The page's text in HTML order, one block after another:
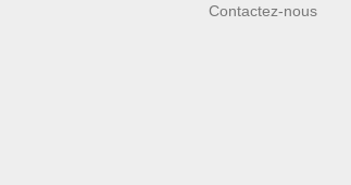
Contactez-nous